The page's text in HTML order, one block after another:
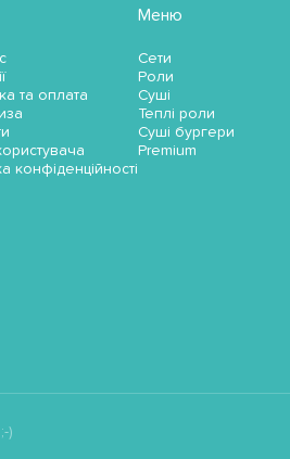
та оплата
конфіденційності
Меню
Сети
Роли
Суші
Теплі роли
Суші бургери
Premium
)